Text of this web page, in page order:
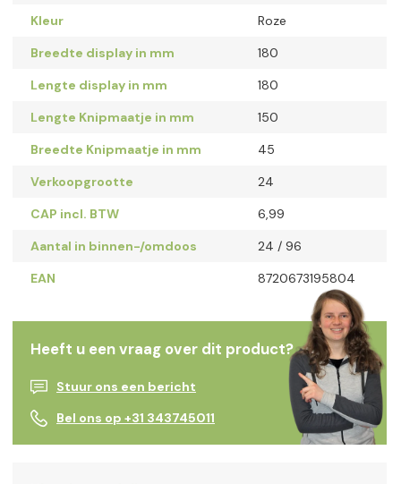
Kleur
Roze
Breedte display in mm
180
Lengte display in mm
180
Lengte Knipmaatje in mm
150
Breedte Knipmaatje in mm
45
Verkoopgrootte
24
CAP incl. BTW
6,99
Aantal in binnen-/omdoos
24 / 96
EAN
8720673195804
Heeft u een vraag over dit product?
Stuur ons een bericht
Bel ons op +31 343745011